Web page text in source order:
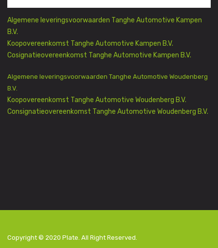
Algemene leveringsvoorwaarden Tanghe Automotive Kampen
B.V.
Koopovereenkomst Tanghe Automotive Kampen B.V.
Cosignatieovereenkomst Tanghe Automotive Kampen B.V.
Algemene leveringsvoorwaarden Tanghe Automotive Woudenberg
B.V.
Koopovereenkomst Tanghe Automotive Woudenberg B.V.
Consignatieovereenkomst Tanghe Automotive Woudenberg B.V.
Copyright © 2020 Plate. All Right Reserved.